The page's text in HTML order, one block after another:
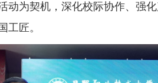
动为契机，深化校际协作、强化
工匠。